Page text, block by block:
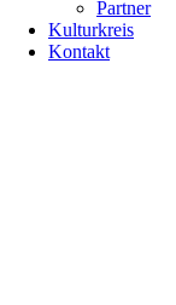
Partner
Kulturkreis
Kontakt